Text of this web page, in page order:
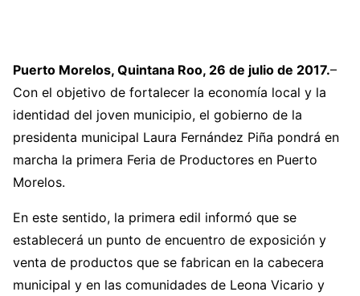
Puerto Morelos, Quintana Roo, 26 de julio de 2017.–
Con el objetivo de fortalecer la economía local y la
identidad del joven municipio, el gobierno de la
presidenta municipal Laura Fernández Piña pondrá en
marcha la primera Feria de Productores en Puerto
Morelos.
En este sentido, la primera edil informó que se
establecerá un punto de encuentro de exposición y
venta de productos que se fabrican en la cabecera
municipal y en las comunidades de Leona Vicario y